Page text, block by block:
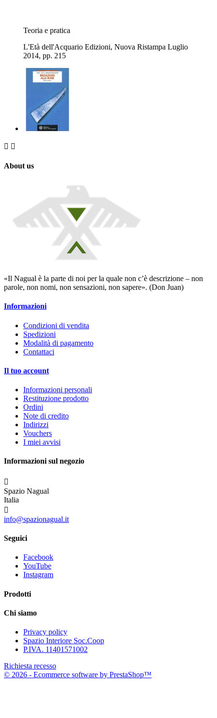
Teoria e pratica
L'Età dell'Acquario Edizioni, Nuova Ristampa Luglio
2014, pp. 215
 
About us
«Il Nagual è la parte di noi per la quale non c’è descrizione – non
parole, non nomi, non sensazioni, non sapere». (Don Juan)
Informazioni
Condizioni di vendita
Spedizioni
Modalità di pagamento
Contattaci
Il tuo account
Informazioni personali
Restituzione prodotto
Ordini
Note di credito
Indirizzi
Vouchers
I miei avvisi
Informazioni sul negozio

Spazio Nagual
Italia

info@spazionagual.it
Seguici
Facebook
YouTube
Instagram
Prodotti
Chi siamo
Privacy policy
Spazio Interiore Soc.Coop
P.IVA. 11401571002
Richiesta recesso
© 2026 - Ecommerce software by PrestaShop™